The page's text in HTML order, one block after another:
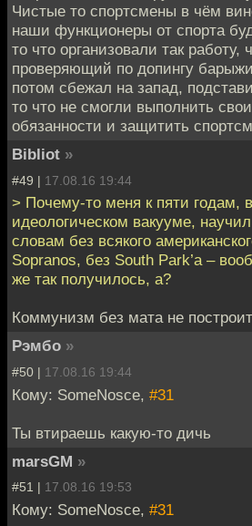
Чистые то спортсмены в чём
наши функционеры от спорта
то что организовали так работу,
проверяющий по допингу
потом сбежал на запад,
то что не смогли выполнить
обязанности и защитить
Bibliot »
#49 | 17.08.16 19:44
> Почему-то меня к пяти годам,
идеологическом вакууме,
словам без всякого
Sopranos, без South Park’а –
же так получилось, а?
Коммунизм без мата не
Рэмбо »
#50 | 17.08.16 19:44
Кому: SomeNosce, #31
Ты втираешь какую-то дичь
marsGM »
#51 | 17.08.16 19:53
Кому: SomeNosce, #31